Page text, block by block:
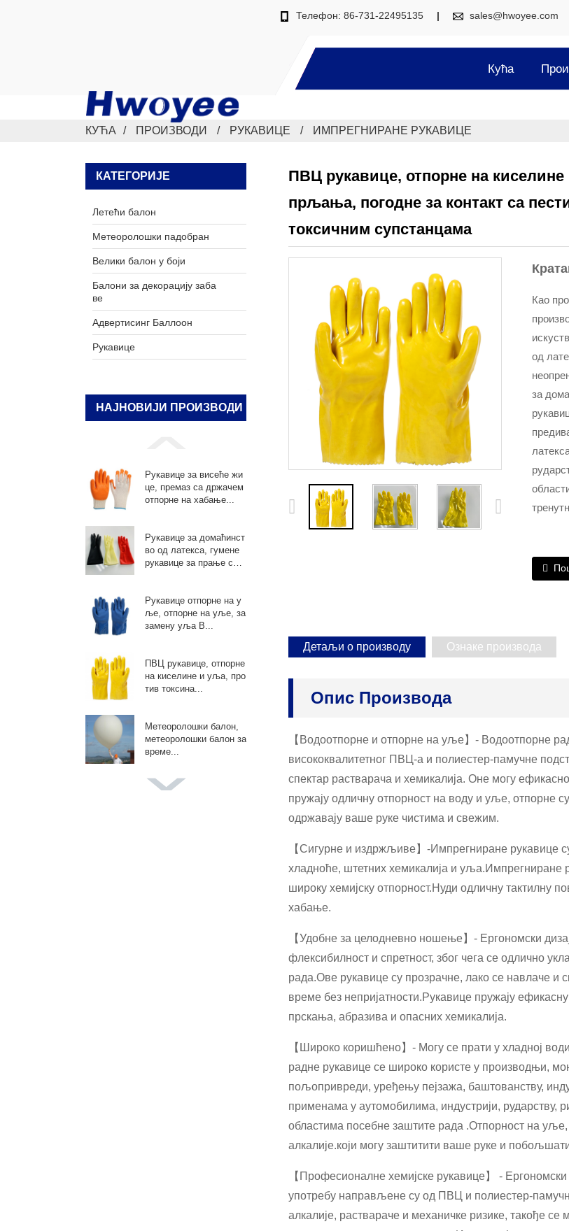
Телефон: 86-731-22495135 sales@hwoyee.com
Кућа
КУЋА ПРОИЗВОДИ РУКАВИЦЕ ИМПРЕГНИРАНЕ РУКАВИЦЕ
КАТЕГОРИЈЕ
Летећи балон
Метеоролошки падобран
Велики балон у боји
Балони за декорацију заба
ве
Адвертисинг Баллоон
Рукавице
НАЈНОВИЈИ ПРОИЗВОДИ
Рукавице за висеће жи
це, премаз са држачем
отпорне на хабање...
Рукавице за домаћинст
во од латекса, гумене
рукавице за прање суд
Рукавице отпорне на у
ље, отпорне на уље, за
замену уља В...
ПВЦ рукавице, отпорне
на киселине и уља, про
тив токсина...
Метеоролошки балон,
метеоролошки балон за
време...
Џиновски балон у боји,
ПВЦ рукавице, отпорне на
прљања, погодне за контакт са
токсичним супстанцама
Као
од
за
Детаљи о производу Ознаке производа
Опис Производа
【Водоотпорне и отпорне на уље】- Водоотпорне
висококвалитетног ПВЦ-а и полиестер-памучне
спектар растварача и хемикалија. Оне могу
пружају одличну отпорност на воду и уље, отпорне
одржавају ваше руке чистима и свежим.
【Сигурне и издржљиве】-Импрегниране рукавице
хладноће, штетних хемикалија и уља.Импрегниране
широку хемијску отпорност.Нуди одличну тактилну
хабање.
【Удобне за целодневно ношење】- Ергономски
флексибилност и спретност, због чега се одлично
рада.Ове рукавице су прозрачне, лако се навлаче и
време без непријатности.Рукавице пружају
прскања, абразива и опасних хемикалија.
【Широко коришћено】- Могу се прати у хладној
радне рукавице се широко користе у производњи,
пољопривреди, уређењу пејзажа, баштованству,
применама у аутомобилима, индустрији, рударству,
областима посебне заштите рада .Отпорност на
алкалије.који могу заштитити ваше руке и
【Професионалне хемијске рукавице】 -
употребу направљене су од ПВЦ и полиестер-
алкалије, раствараче и механичке ризике, такође